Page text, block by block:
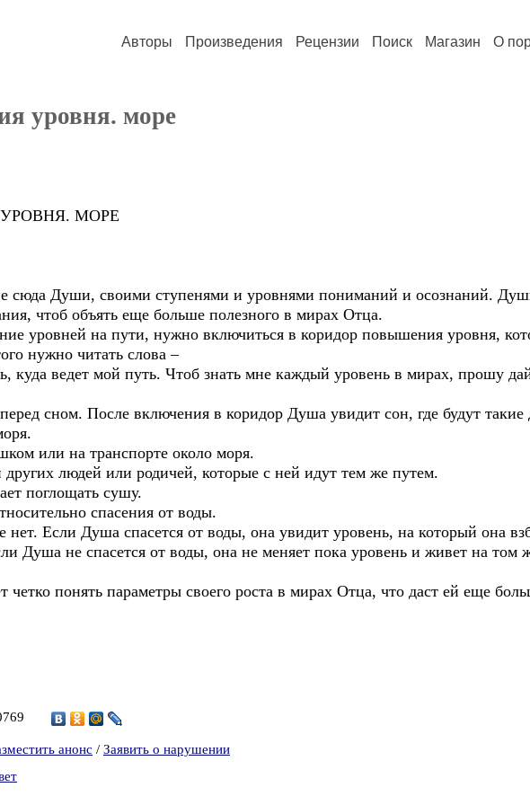
Авторы Произведения Рецензии Поиск Магазин О
уровня. море
МОРЕ
сюда Души, своими ступенями и уровнями пониманий и осознаний.
чтоб объять еще больше полезного в мирах Отца.
уровней на пути, нужно включиться в коридор повышения уровня,
нужно читать слова –
куда ведет мой путь. Чтоб знать мне каждый уровень в мирах, прошу
сном. После включения в коридор Душа увидит сон, где будут такие
или на транспорте около моря.
людей или родичей, которые с ней идут тем же путем.
поглощать сушу.
спасения от воды.
Если Душа спасется от воды, она увидит уровень, на который она
Душа не спасется от воды, она не меняет пока уровень и живет на том
понять параметры своего роста в мирах Отца, что даст ей еще
анонс / Заявить о нарушении